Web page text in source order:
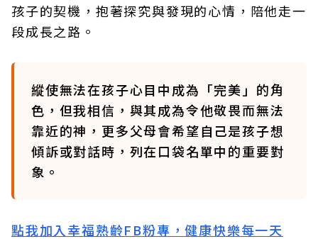
孩子的契機，抱著探究與發現的心情，陪他走一
段成長之路。
縱使無法在孩子心目中成為「完美」的角
色，但我相信，與其成為令他敬畏而無法
靠近的神，更多父母會希望自己是孩子想
傾訴或對話時，列在口袋名單中的重要對
象。
點我加入幸福熟齡FB粉專，健康快樂每一天